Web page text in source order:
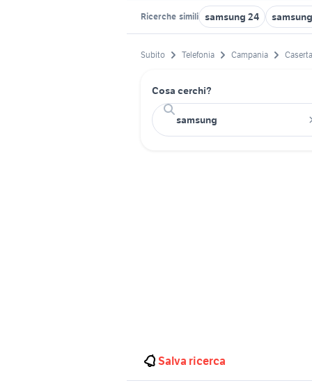
Ricerche simili samsung 24
Subito Telefonia Campania
Cosa cerchi?
Salva ricerca